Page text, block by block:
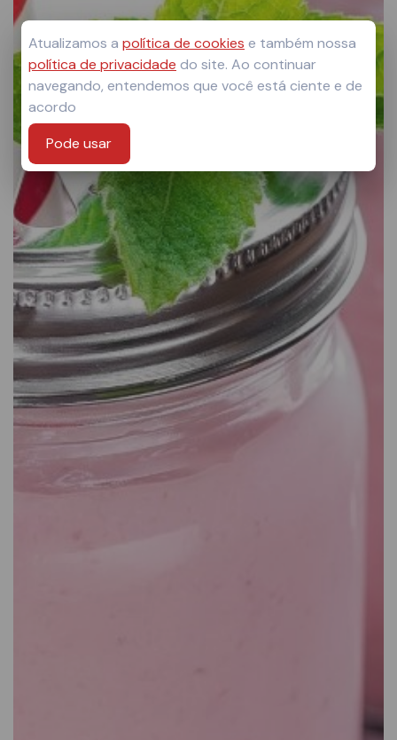
Atualizamos a política de cookies e também nossa
política de privacidade do site. Ao continuar
navegando, entendemos que você está ciente e de
acordo
Pode usar